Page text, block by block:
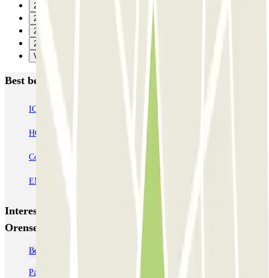
25
26
27
28
Verzenden
Best beoordeelde parkeergarages in Madrid
IC Alenza-Ponzano CAPORAL Presidente Carmona Bernabéu
HOMELY Azcona SABA Plaza de los Mostenses
Coslada (Avenida de América) Mundial
EMT Marqués de Salamanca Avenida de Portugal EMT
Interessante plaatsen en evenementen dichtbij EMT
Orense
Beste restaurants, bars en cafés in Madrid
Parkeerplaatsen dichtbij Terminal 4 bij het vliegveld van Adolfo